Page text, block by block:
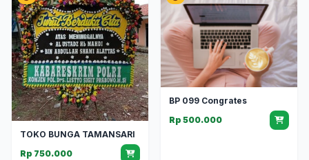
TOKO BUNGA TAMANSARI
Rp 750.000
BP 099 Congrates
Rp 500.000